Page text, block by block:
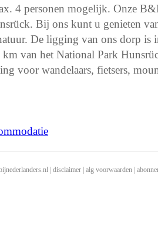
4 personen mogelijk. Onze
Bij ons kunt u genieten
De ligging van ons dorp is
van het National Park
voor wandelaars, fietsers,
| disclaimer| alg voorwaarden|